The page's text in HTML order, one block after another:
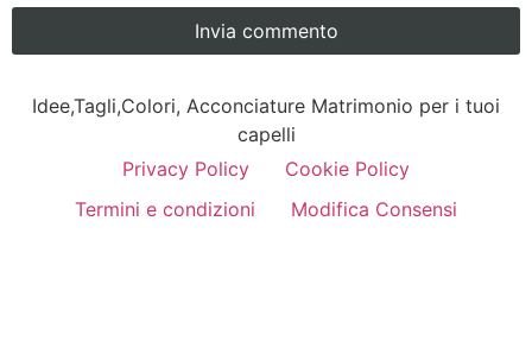
Idee,Tagli,Colori, Acconciature Matrimonio per i tuoi
capelli
Privacy Policy
Cookie Policy
Termini e condizioni
Modifica Consensi